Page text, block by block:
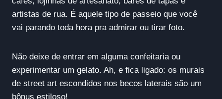
artistas de rua. É aquele tipo de passeio que você
vai parando toda hora pra admirar ou tirar foto.
Não deixe de entrar em alguma confeitaria ou
experimentar um gelato. Ah, e fica ligado: os murais
de street art escondidos nos becos laterais são um
bônus estiloso!